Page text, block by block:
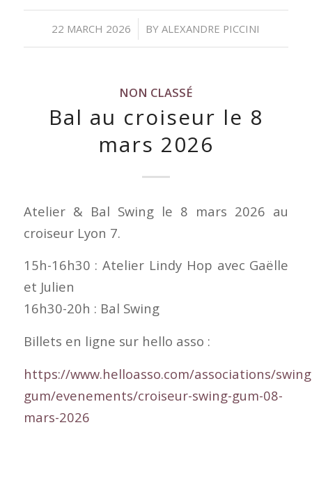
22 MARCH 2026
/ BYALEXANDRE PICCINI
NON CLASSÉ
Bal au croiseur le 8
mars 2026
Atelier & Bal Swing le 8 mars 2026 au
croiseur Lyon 7.
15h-16h30 : Atelier Lindy Hop avec Gaëlle
et Julien
16h30-20h : Bal Swing
Billets en ligne sur hello asso :
https://www.helloasso.com/associations/
gum/evenements/croiseur-swing-gum-08-
mars-2026